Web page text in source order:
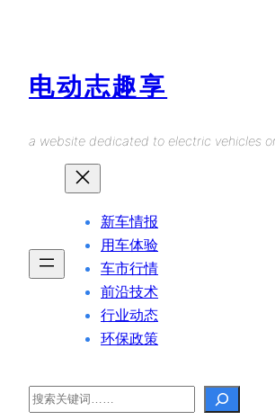
电动志趣享
a website dedicated to electric vehicles
新车情报
用车体验
车市行情
前沿技术
行业动态
环保政策
Search